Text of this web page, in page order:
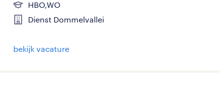
HBO,WO
Dienst Dommelvallei
bekijk vacature